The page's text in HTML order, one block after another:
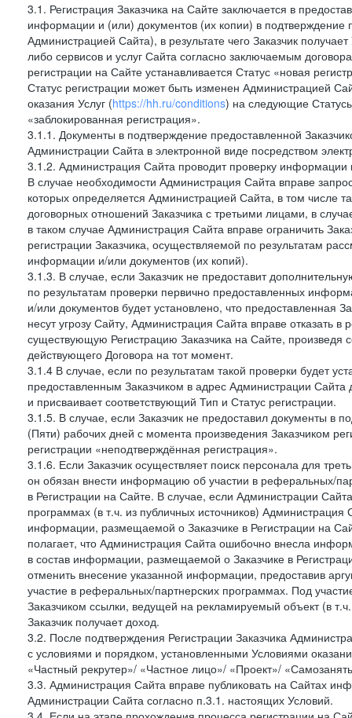
3.1. Регистрация Заказчика на Сайте заключается в
информации и (или) документов (их копии) в
Администрацией Сайта), в результате чего Заказчик
либо сервисов и услуг Сайта согласно заключаемым
регистрации на Сайте устанавливается Статус «новая
Статус регистрации может быть изменен Администрацией
оказания Услуг (https://hh.ru/conditions) на следующие
«заблокированная регистрация».
3.1.1. Документы в подтверждение предоставленной
Администрации Сайта в электронной виде посредством
3.1.2. Администрация Сайта проводит проверку информации
В случае необходимости Администрация Сайта вправе
которых определяется Администрацией Сайта, в том числе
договорных отношений Заказчика с третьими лицами, в
в таком случае Администрация Сайта вправе ограничить
регистрации Заказчика, осуществляемой по результатам
информации и/или документов (их копий).
3.1.3. В случае, если Заказчик не предоставит
по результатам проверки первично предоставленных
и/или документов будет установлено, что предоставленная
несут угрозу Сайту, Администрация Сайта вправе отказать
существующую Регистрацию Заказчика на Сайте, произведя
действующего Договора на тот момент.
3.1.4 В случае, если по результатам такой проверки будет
предоставленным Заказчиком в адрес Администрации
и присваивает соответствующий Тип и Статус регистрации.
3.1.5. В случае, если Заказчик не предоставил документы в
(Пяти) рабочих дней с момента произведения Заказчиком
регистрации «неподтверждённая регистрация».
3.1.6. Если Заказчик осуществляет поиск персонала для
он обязан внести информацию об участии в реферальных/
в Регистрации на Сайте. В случае, если Администрации
программах (в т.ч. из публичных источников)
информации, размещаемой о Заказчике в Регистрации на
полагает, что Администрация Сайта ошибочно внесла
в состав информации, размещаемой о Заказчике в
отменить внесение указанной информации, предоставив
участие в реферальных/партнерских программах. Под
Заказчиком ссылки, ведущей на рекламируемый объект (в
Заказчик получает доход.
3.2. После подтверждения Регистрации Заказчика
с условиями и порядком, установленными Условиями
«Частный рекрутер»/ «Частное лицо»/ «Проект»/
3.3. Администрация Сайта вправе публиковать на Сайтах
Администрации Сайта согласно п.3.1. настоящих Условий.